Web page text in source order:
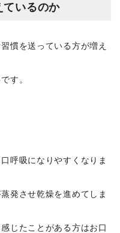
ているのか
慣を送っている方が増え
す。
呼吸になりやすくなりま
発させ乾燥を進めてしま
じたことがある方はお口